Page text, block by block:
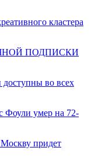
кластера
ПОДПИСКИ
во всех
Фоули умер на 72-
придет